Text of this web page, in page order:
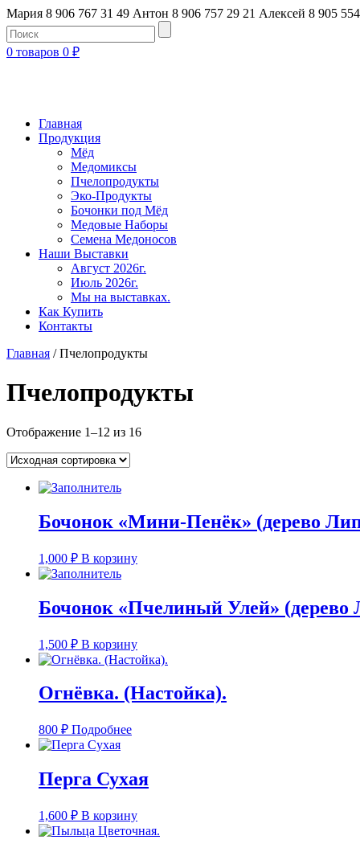
Мария 8 906 767 31 49 Антон 8 906 757 29 21 Алексей 8 905
0 товаров 0 ₽
Главная
Продукция
Мёд
Медомиксы
Пчелопродукты
Эко-Продукты
Бочонки под Мёд
Медовые Наборы
Семена Медоносов
Наши Выставки
Август 2026г.
Июль 2026г.
Мы на выставках.
Как Купить
Контакты
Главная / Пчелопродукты
Пчелопродукты
Отображение 1–12 из 16
Бочонок «Мини-Пенёк» (дерево
1,000 ₽ В корзину
Бочонок «Пчелиный Улей» (дерево
1,500 ₽ В корзину
Огнёвка. (Настойка).
800 ₽ Подробнее
Перга Сухая
1,600 ₽ В корзину